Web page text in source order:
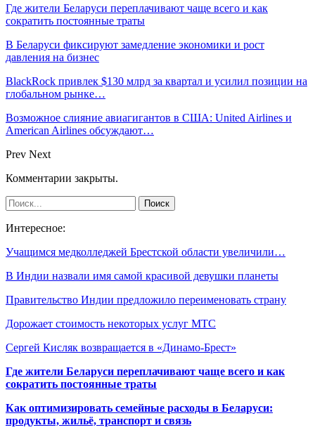
Где жители Беларуси переплачивают чаще всего и как
сократить постоянные траты
В Беларуси фиксируют замедление экономики и рост
давления на бизнес
BlackRock привлек $130 млрд за квартал и усилил позиции на
глобальном рынке…
Возможное слияние авиагигантов в США: United Airlines и
American Airlines обсуждают…
Prev Next
Комментарии закрыты.
Интересное:
Учащимся медколледжей Брестской области увеличили…
В Индии назвали имя самой красивой девушки планеты
Правительство Индии предложило переименовать страну
Дорожает стоимость некоторых услуг МТС
Сергей Кисляк возвращается в «Динамо-Брест»
Где жители Беларуси переплачивают чаще всего и как
сократить постоянные траты
Как оптимизировать семейные расходы в Беларуси:
продукты, жильё, транспорт и связь